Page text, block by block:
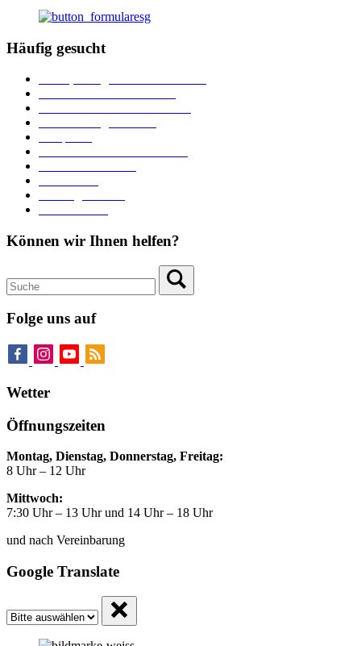
Häufig gesucht
Können wir Ihnen helfen?
Folge uns auf
Wetter
Öffnungszeiten
Montag, Dienstag, Donnerstag, Freitag:
8 Uhr – 12 Uhr
Mittwoch:
7:30 Uhr – 13 Uhr und 14 Uhr – 18 Uhr
und nach Vereinbarung
Google Translate